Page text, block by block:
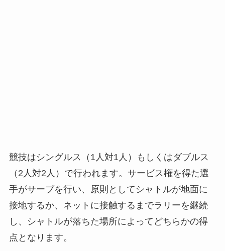
競技はシングルス（1人対1人）もしくはダブルス
（2人対2人）で行われます。サービス権を得た選
手がサーブを行い、原則としてシャトルが地面に
接地するか、ネットに接触するまでラリーを継続
し、シャトルが落ちた場所によってどちらかの得
点となります。